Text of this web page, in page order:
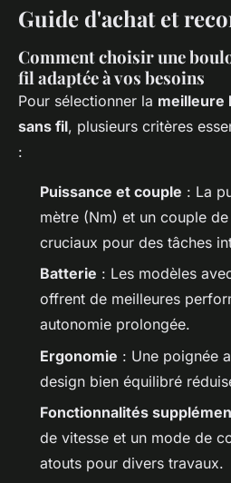
Guide d'achat et
Comment choisir une
fil adaptée à vos besoins
Pour sélectionner la meilleure
sans fil, plusieurs critères
:
Puissance et couple : La
mètre (Nm) et un couple
cruciaux pour des tâches
Batterie : Les modèles
offrent de meilleures
autonomie prolongée.
Ergonomie : Une poignée
design bien équilibré
Fonctionnalités
de vitesse et un mode de
atouts pour divers travaux.